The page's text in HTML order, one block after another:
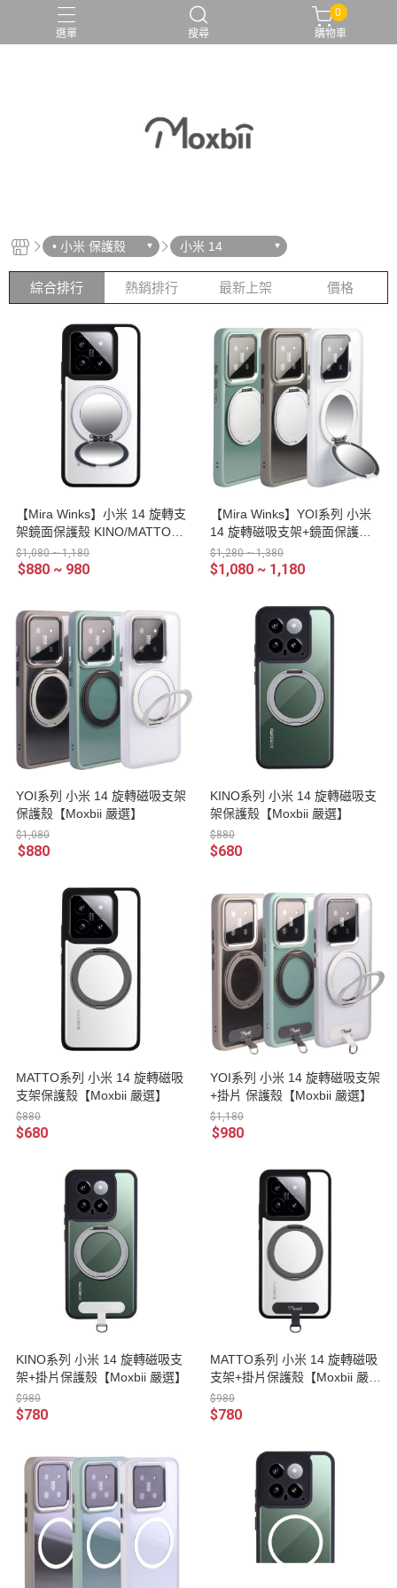
選單 搜尋
0
購物車
• 小米 保護殼 小米 14
綜合排行 熱銷排行 最新上架 價格
【Mira Winks】小米 14 旋轉支
架鏡面保護殼 KINO/MATTO系
列(掀蓋版)
$1,080 ~ 1,180
$880 ~ 980
【Mira Winks】YOI系列 小米
14 旋轉磁吸支架+鏡面保護殼
(掀蓋版)
$1,280 ~ 1,380
$1,080 ~ 1,180
YOI系列 小米 14 旋轉磁吸支架
保護殼【Moxbii 嚴選】
$1,080
$880
KINO系列 小米 14 旋轉磁吸支
架保護殼【Moxbii 嚴選】
$880
$680
MATTO系列 小米 14 旋轉磁吸
支架保護殼【Moxbii 嚴選】
$880
$680
YOI系列 小米 14 旋轉磁吸支架
+掛片 保護殼【Moxbii 嚴選】
$1,180
$980
KINO系列 小米 14 旋轉磁吸支
架+掛片保護殼【Moxbii 嚴選】
$980
$780
MATTO系列 小米 14 旋轉磁吸
支架+掛片保護殼【Moxbii 嚴
選】
$980
$780